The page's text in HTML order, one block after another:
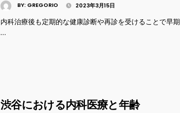
BY: GREGORIO 2023年3月15日
内科治療後も定期的な健康診断や再診を受けることで早期
…
渋谷における内科医療と年齢